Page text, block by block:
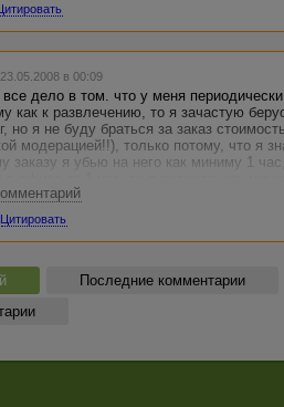
Цитировать
в 00:09
дело в том. что у меня
как к развлечению, то я зачастую
но я не буду браться за заказ
модерацией!!), только потому, что я
заказу я убью на него как миниму 1
заработок за день 3000 руб
то можно и больше), тупо
на 25 (ну пусть у нас будет
и получаем разницу в 30 раз :)
Цитировать
Последние комментарии